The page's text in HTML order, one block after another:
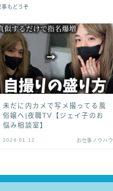
もどうぞ
未だに内カメで写メ撮ってる風
俗嬢へ|夜職TV【ジェイ子のお
悩み相談室】
2026.01.12 お仕事ノウハウ